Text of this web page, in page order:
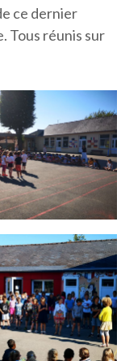
ce dernier
Tous réunis sur